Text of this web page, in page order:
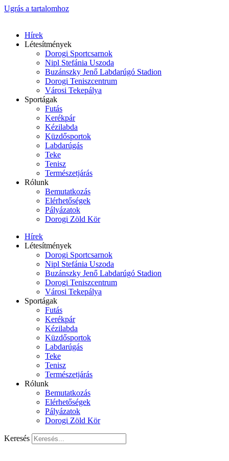
Ugrás a tartalomhoz
Hírek
Létesítmények
Dorogi Sportcsarnok
Nipl Stefánia Uszoda
Buzánszky Jenő Labdarúgó Stadion
Dorogi Teniszcentrum
Városi Tekepálya
Sportágak
Futás
Kerékpár
Kézilabda
Küzdősportok
Labdarúgás
Teke
Tenisz
Természetjárás
Rólunk
Bemutatkozás
Elérhetőségek
Pályázatok
Dorogi Zöld Kör
Hírek
Létesítmények
Dorogi Sportcsarnok
Nipl Stefánia Uszoda
Buzánszky Jenő Labdarúgó Stadion
Dorogi Teniszcentrum
Városi Tekepálya
Sportágak
Futás
Kerékpár
Kézilabda
Küzdősportok
Labdarúgás
Teke
Tenisz
Természetjárás
Rólunk
Bemutatkozás
Elérhetőségek
Pályázatok
Dorogi Zöld Kör
Keresés